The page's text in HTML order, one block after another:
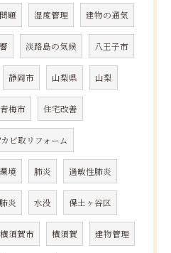
題 湿度管理 建物の通気
淡路島の気候 八王子市
静岡市 山梨県 山梨
青梅市 住宅改善
ビ取リフォーム
境 肺炎 過敏性肺炎
炎 水没 保土ヶ谷区
横須賀市 横須賀 建物管理